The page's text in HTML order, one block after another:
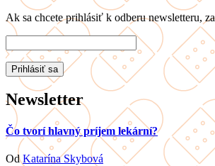
Ak sa chcete prihlásiť k odberu newsletteru,
Newsletter
Čo tvorí hlavný príjem lekární?
OdKatarína Skybová